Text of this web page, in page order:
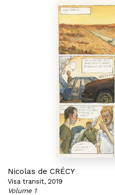
Nicolas de CRÉCY
Visa transit, 2019
Volume 1